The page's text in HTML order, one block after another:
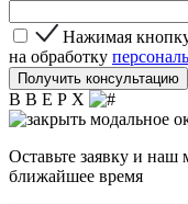
Нажимая кнопку
Нажимая кнопку
на обработку
Получить консультацию
В В Е Р Х
Оставьте заявку и наш
ближайшее время